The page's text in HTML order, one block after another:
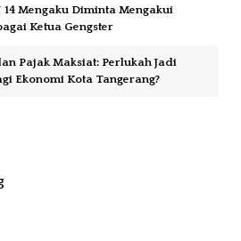
14 Mengaku Diminta Mengakui
Ketua Gengster
Pajak Maksiat: Perlukah Jadi
Ekonomi Kota Tangerang?